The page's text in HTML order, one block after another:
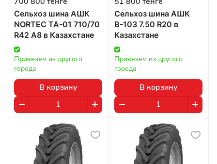
Сельхоз шина АШК
NORTEC TA-01 710/70
R42 А8 в Казахстане
Привезем из другого
города
В корзину
Сельхоз шина АШК
В-103 7.50 R20 в
Казахстане
Привезем из другого
города
В корзину